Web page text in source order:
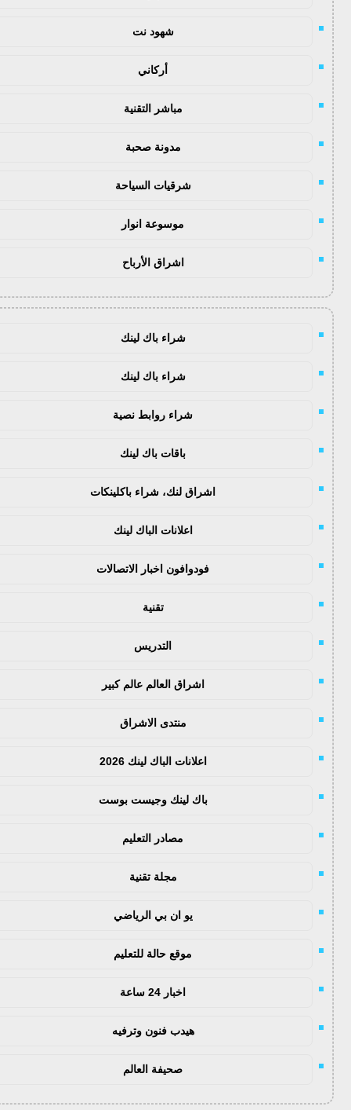
شهود نت
أركاني
مباشر التقنية
مدونة صحبة
شرقيات السياحة
موسوعة انوار
اشراق الأرباح
شراء باك لينك
شراء باك لينك
شراء روابط نصية
باقات باك لينك
اشراق لنك، شراء باكلينكات
اعلانات الباك لينك
فودوافون اخبار الاتصالات
تقنية
التدريس
اشراق العالم عالم كبير
منتدى الاشراق
اعلانات الباك لينك 2026
باك لينك وجيست بوست
مصادر التعليم
مجلة تقنية
يو ان بي الرياضي
موقع حالة للتعليم
اخبار 24 ساعة
هيدب فنون وترفيه
صحيفة العالم